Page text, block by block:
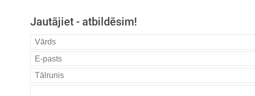
Jautājiet - atbildēsim!